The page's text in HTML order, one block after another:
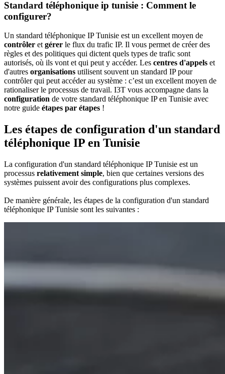
Standard téléphonique ip tunisie : Comment le
configurer?
Un standard téléphonique IP Tunisie est un excellent moyen de
contrôler etgérer le flux du trafic IP. Il vous permet de créer des
règles et des politiques qui dictent quels types de trafic sont
autorisés, où ils vont et qui peut y accéder. Les centres d'appels et
d'autres organisations utilisent souvent un standard IP pour
contrôler qui peut accéder au système : c’est un excellent moyen de
rationaliser le processus de travail. I3T vous accompagne dans la
configuration de votre standard téléphonique IP en Tunisie avec
notre guide étapes par étapes !
Les étapes de configuration d'un standard
téléphonique IP en Tunisie
La configuration d'un standard téléphonique IP Tunisie est un
processus relativement simple, bien que certaines versions des
systèmes puissent avoir des configurations plus complexes.
De manière générale, les étapes de la configuration d'un standard
téléphonique IP Tunisie sont les suivantes :